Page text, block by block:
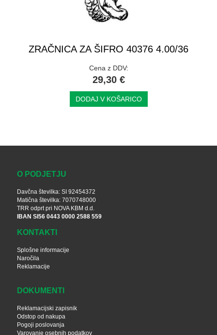
ZRAČNICA ZA ŠIFRO 40376 4.00/36
Cena z DDV:
29,30 €
DODAJ V KOŠARICO
O PODJETJU
Davčna številka: SI 92454372
Matična številka: 7070748000
TRR odprt pri NOVA KBM d.d.
IBAN SI56 0443 0000 2588 559
KONTAKTI
Splošne informacije
Naročila
Reklamacije
DOKUMENTI
Reklamacijski zapisnik
Odstop od nakupa
Pogoji poslovanja
Varovanje osebnih podatkov